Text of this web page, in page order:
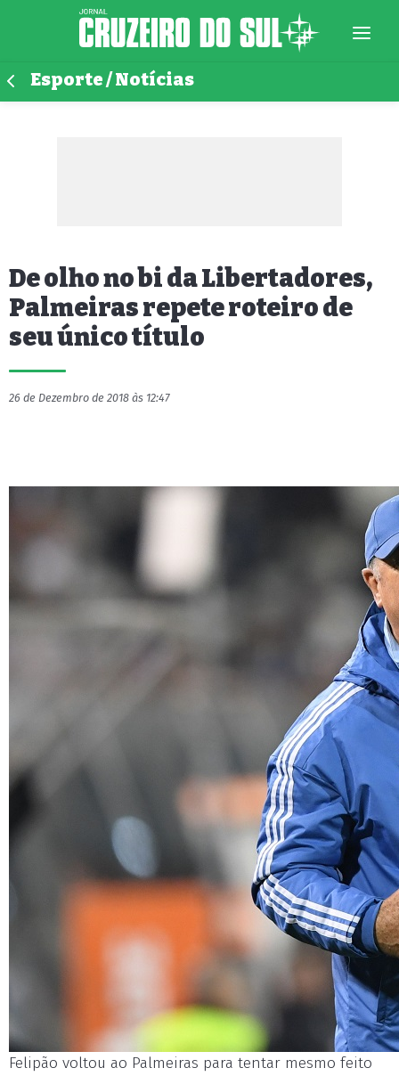
Esporte / Notícias
De olho no bi da Libertadores,
Palmeiras repete roteiro de
seu único título
26 de Dezembro de 2018 às 12:47
Felipão voltou ao Palmeiras para tentar mesmo feito